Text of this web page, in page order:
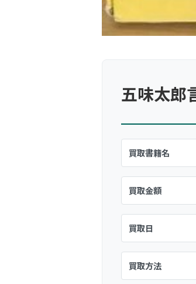
五味太郎
買取書籍名
買取金額
買取日
買取方法